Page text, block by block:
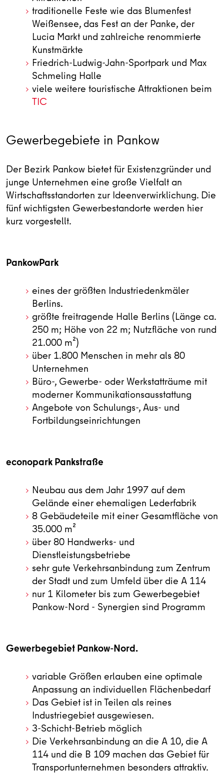
traditionelle Feste wie das Blumenfest
Weißensee, das Fest an der Panke, der
Lucia Markt und zahlreiche renommierte
Kunstmärkte
Friedrich-Ludwig-Jahn-Sportpark und Max
Schmeling Halle
viele weitere touristische Attraktionen beim
TIC
Gewerbegebiete in Pankow
Der Bezirk Pankow bietet für Existenzgründer und
junge Unternehmen eine große Vielfalt an
Wirtschaftsstandorten zur Ideenverwirklichung. Die
fünf wichtigsten Gewerbestandorte werden hier
kurz vorgestellt.
PankowPark
eines der größten Industriedenkmäler
Berlins.
größte freitragende Halle Berlins (Länge ca.
250 m; Höhe von 22 m; Nutzfläche von rund
21.000 m²)
über 1.800 Menschen in mehr als 80
Unternehmen
Büro-, Gewerbe- oder Werkstatträume mit
moderner Kommunikationsausstattung
Angebote von Schulungs-, Aus- und
Fortbildungseinrichtungen
econopark Pankstraße
Neubau aus dem Jahr 1997 auf dem
Gelände einer ehemaligen Lederfabrik
8 Gebäudeteile mit einer Gesamtfläche von
35.000 m²
über 80 Handwerks- und
Dienstleistungsbetriebe
sehr gute Verkehrsanbindung zum Zentrum
der Stadt und zum Umfeld über die A 114
nur 1 Kilometer bis zum Gewerbegebiet
Pankow-Nord - Synergien sind Programm
Gewerbegebiet Pankow-Nord.
variable Größen erlauben eine optimale
Anpassung an individuellen Flächenbedarf
Das Gebiet ist in Teilen als reines
Industriegebiet ausgewiesen.
3-Schicht-Betrieb möglich
Die Verkehrsanbindung an die A 10, die A
114 und die B 109 machen das Gebiet für
Transportunternehmen besonders attraktiv.